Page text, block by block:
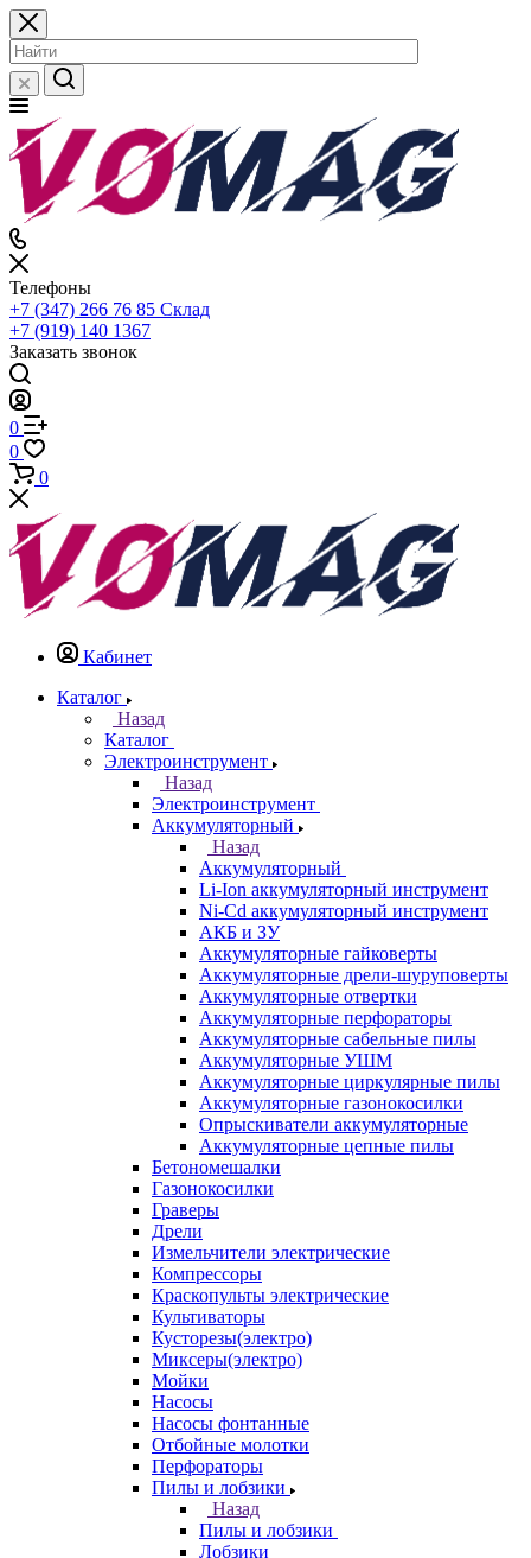
Телефоны
+7 (347) 266 76 85 Склад
+7 (919) 140 1367
Заказать звонок
0
0
0
Кабинет
Каталог
Назад
Каталог
Электроинструмент
Назад
Электроинструмент
Аккумуляторный
Назад
Аккумуляторный
Li-Ion аккумуляторный инструмент
Ni-Cd аккумуляторный инструмент
АКБ и ЗУ
Аккумуляторные гайковерты
Аккумуляторные дрели-шуруповерты
Аккумуляторные отвертки
Аккумуляторные перфораторы
Аккумуляторные сабельные пилы
Аккумуляторные УШМ
Аккумуляторные циркулярные пилы
Аккумуляторные газонокосилки
Опрыскиватели аккумуляторные
Аккумуляторные цепные пилы
Бетономешалки
Газонокосилки
Граверы
Дрели
Измельчители электрические
Компрессоры
Краскопульты электрические
Культиваторы
Кусторезы(электро)
Миксеры(электро)
Мойки
Насосы
Насосы фонтанные
Отбойные молотки
Перфораторы
Пилы и лобзики
Назад
Пилы и лобзики
Лобзики